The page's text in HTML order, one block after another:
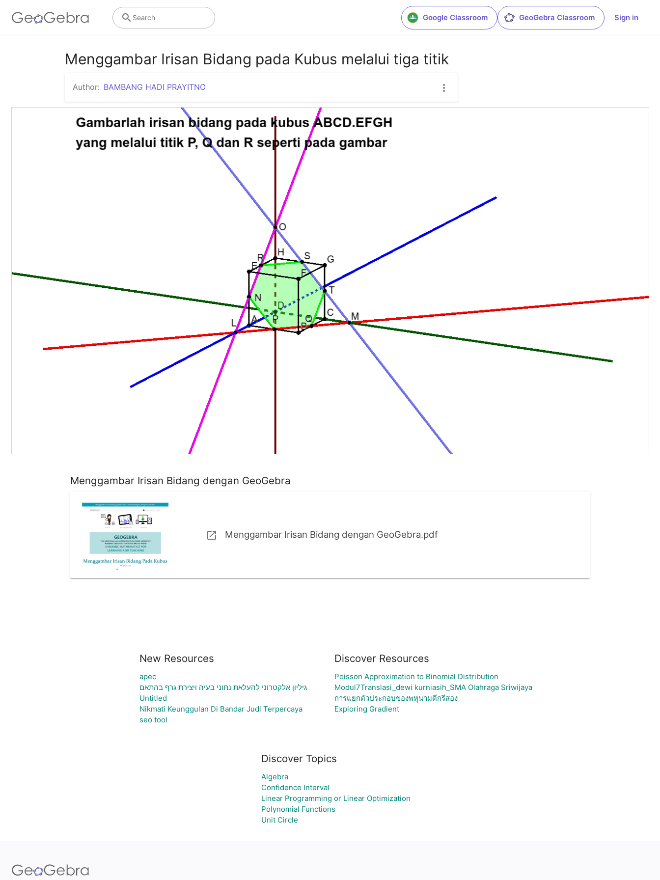
Google Classroom GeoGebra Classroom Sign in
Search
Menggambar Irisan Bidang pada Kubus melalui tiga titik
Author: BAMBANG HADI PRAYITNO
Menggambar Irisan Bidang dengan GeoGebra
Menggambar Irisan Bidang dengan GeoGebra.pdf
New Resources
apec
גיליון אלקטרוני להעלאת נתוני בעיה ויצירת גרף בהתאם
Untitled
Nikmati Keunggulan Di Bandar Judi Terpercaya
seo tool
Discover Resources
Poisson Approximation to Binomial Distribution
Modul7Translasi_dewi kurniasih_SMA Olahraga Sriwijaya
การแยกตัวประกอบของพหุนามดีกรีสอง
Exploring Gradient
Discover Topics
Algebra
Confidence Interval
Linear Programming or Linear Optimization
Polynomial Functions
Unit Circle